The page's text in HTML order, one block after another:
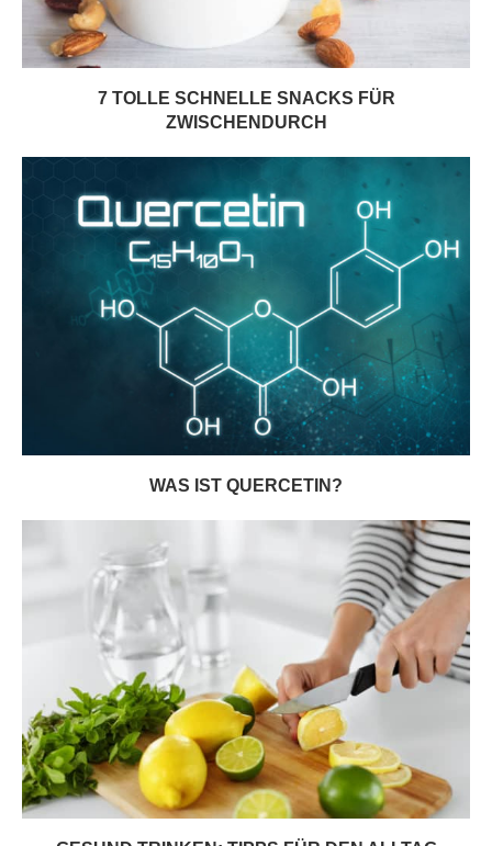
7 TOLLE SCHNELLE SNACKS FÜR
ZWISCHENDURCH
WAS IST QUERCETIN?